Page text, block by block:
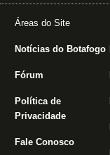
Áreas do Site
Notícias do Botafogo
Fórum
Política de
Privacidade
Fale Conosco